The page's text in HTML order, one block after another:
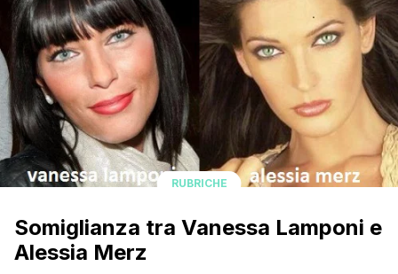
RUBRICHE
Somiglianza tra Vanessa Lamponi e
Alessia Merz